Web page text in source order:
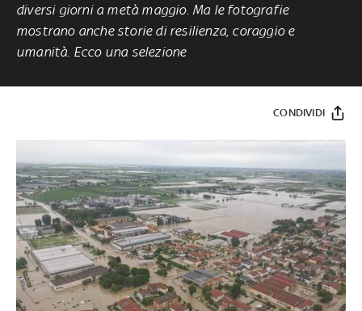
diversi giorni a metà maggio. Ma le fotografie
mostrano anche storie di resilienza, coraggio e
umanità. Ecco una selezione
CONDIVIDI